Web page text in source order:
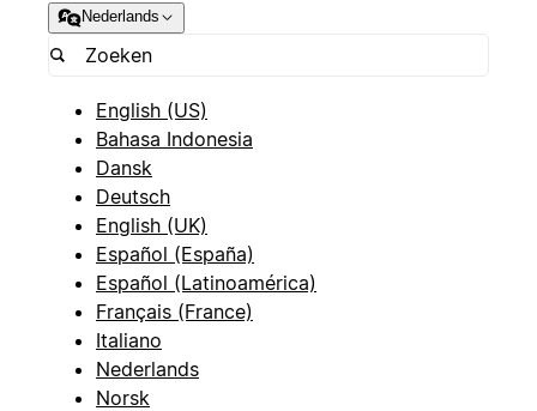
Nederlands
English (US)
Bahasa Indonesia
Dansk
Deutsch
English (UK)
Español (España)
Español (Latinoamérica)
Français (France)
Italiano
Nederlands
Norsk